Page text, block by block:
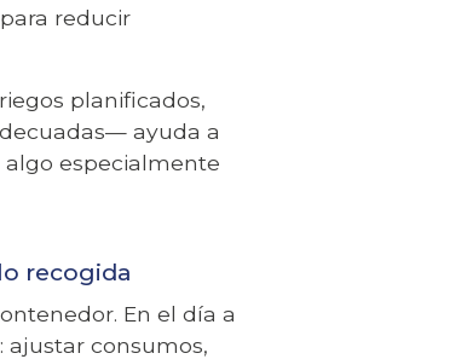
reducir
planificados,
ayuda a
algo especialmente
recogida
En el día a
ajustar consumos,